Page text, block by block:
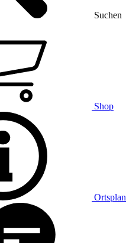
Suchen
Shop
Ortsplan